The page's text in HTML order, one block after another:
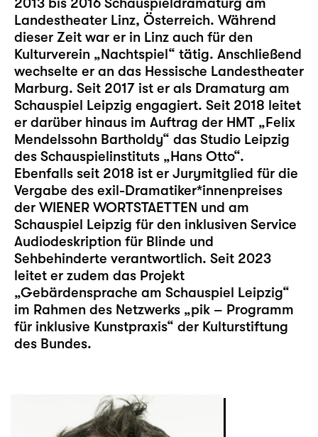
Landestheater Linz, Österreich. Während
dieser Zeit war er in Linz auch für den
Kulturverein „Nachtspiel“ tätig. Anschließend
wechselte er an das Hessische Landestheater
Marburg. Seit 2017 ist er als Dramaturg am
Schauspiel Leipzig engagiert. Seit 2018 leitet
er darüber hinaus im Auftrag der HMT „Felix
Mendelssohn Bartholdy“ das Studio Leipzig
des Schauspielinstituts „Hans Otto“.
Ebenfalls seit 2018 ist er Jurymitglied für die
Vergabe des exil-Dramatiker*innenpreises
der WIENER WORTSTAETTEN und am
Schauspiel Leipzig für den inklusiven Service
Audiodeskription für Blinde und
Sehbehinderte verantwortlich. Seit 2023
leitet er zudem das Projekt
„Gebärdensprache am Schauspiel Leipzig“
im Rahmen des Netzwerks „pik – Programm
für inklusive Kunstpraxis“ der Kulturstiftung
des Bundes.